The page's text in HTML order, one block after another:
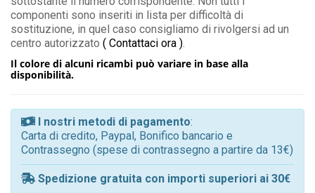
componenti sono inseriti in lista per difficoltà di
sostituzione, in quel caso consigliamo di rivolgersi ad un
centro autorizzato ( Contattaci ora )
Il colore di alcuni ricambi può variare in base alla
disponibilità.
I nostri metodi di pagamento:
Carta di credito, Paypal, Bonifico bancario e
Contrassegno (spese di contrassegno a partire da 13€)
Spedizione gratuita con importi superiori ai 30€